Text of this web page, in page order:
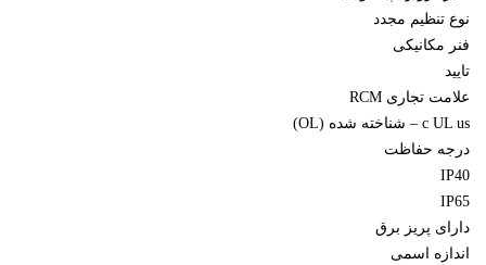
نوع تنظیم مجدد
فنر مکانیکی
تایید
علامت تجاری RCM
c UL us – شناخته شده (OL)
درجه حفاظت
IP40
IP65
دارای پریز برق
اندازه اسمی